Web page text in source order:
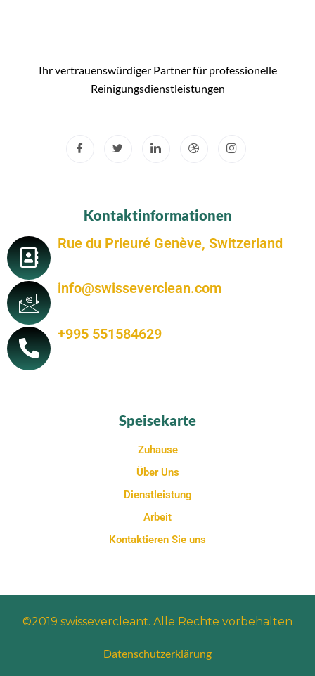
Ihr vertrauenswürdiger Partner für professionelle
Reinigungsdienstleistungen
Kontaktinformationen
Rue du Prieuré Genève, Switzerland
info@swisseverclean.com
+995 551584629
Speisekarte
Zuhause
Über Uns
Dienstleistung
Arbeit
Kontaktieren Sie uns
©2019 swissevercleant. Alle Rechte vorbehalten
Datenschutzerklärung